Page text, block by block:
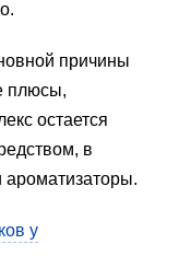
причины
плюсы,
остается
в
ароматизаторы.
у